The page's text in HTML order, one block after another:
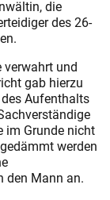
die
des 26-
verwahrt und
gab hierzu
Aufenthalts
im Grunde nicht
werden
den Mann an.